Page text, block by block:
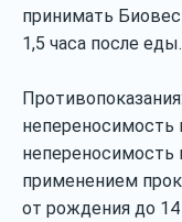
принимать
1,5 часа после еды.
непереносимость
непереносимость
применением
от рождения до